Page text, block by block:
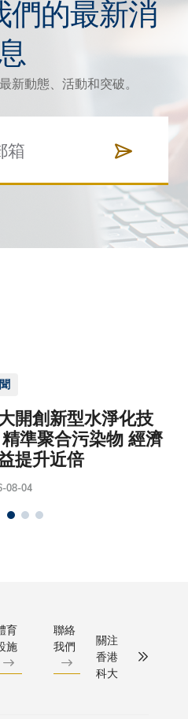
們的最新消
新動態、活動和突破。
開創新型水淨化技
準聚合污染物 經濟
提升近倍
08-04
育
施
聯絡
我們
關注
香港
科大